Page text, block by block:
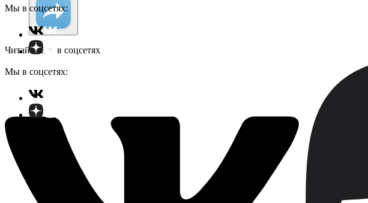
Мы в соцсетях:
Мы в соцсетях:
Читайте нас в соцсетях